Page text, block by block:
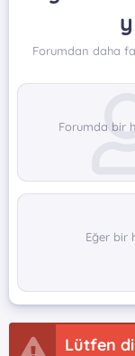
Forumdan daha
Forumda bir
Eğer bir
Lütfen